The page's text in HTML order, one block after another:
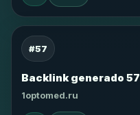
#57
Backlink generado 57
1optomed.ru